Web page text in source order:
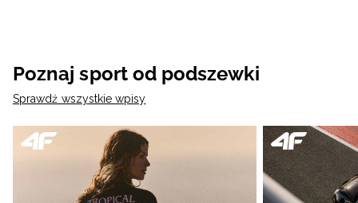
Poznaj sport od podszewki
Sprawdź wszystkie wpisy